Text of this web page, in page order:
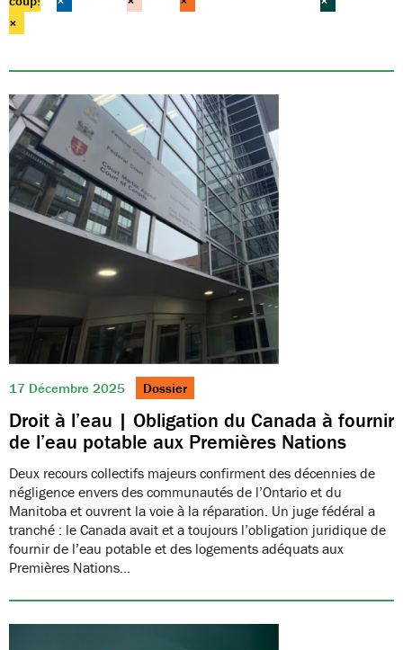
17 Décembre 2025 Dossier
Droit à l’eau | Obligation du Canada à fournir
de l’eau potable aux Premières Nations
Deux recours collectifs majeurs confirment des décennies de
négligence envers des communautés de l’Ontario et du
Manitoba et ouvrent la voie à la réparation. Un juge fédéral a
tranché : le Canada avait et a toujours l’obligation juridique de
fournir de l’eau potable et des logements adéquats aux
Premières Nations…
×